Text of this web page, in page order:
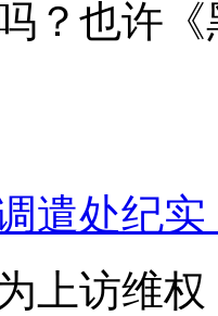
？也许
处纪实
上访维